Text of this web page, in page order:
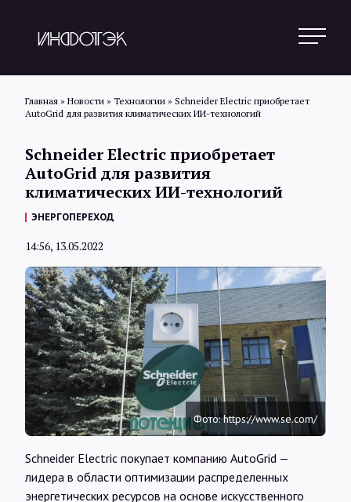
Новости
Обзоры
Интервью
Карты
О нас
Главная » Новости » Технологии » Schneider Electric приобретает
AutoGrid для развития климатических ИИ-технологий
Schneider Electric приобретает
AutoGrid для развития
климатических ИИ-технологий
ЭНЕРГОПЕРЕХОД
14:56, 13.05.2022
Фото: https://www.se.com/
Schneider Electric покупает компанию AutoGrid —
лидера в области оптимизации распределенных
энергетических ресурсов на основе искусственного